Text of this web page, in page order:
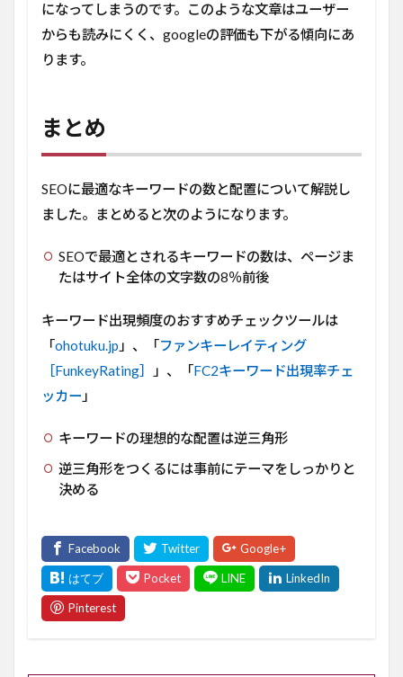
になってしまうのです。このような文章はユーザー
からも読みにくく、googleの評価も下がる傾向にあ
ります。
まとめ
SEOに最適なキーワードの数と配置について解説し
ました。まとめると次のようになります。
SEOで最適とされるキーワードの数は、ページま
たはサイト全体の文字数の8％前後
キーワード出現頻度のおすすめチェックツールは
「ohotuku.jp 」、「ファンキーレイティング
［FunkeyRating］
」、「FC2キーワード出現率チェ
ッカー 」
キーワードの理想的な配置は逆三角形
逆三角形をつくるには事前にテーマをしっかりと
決める